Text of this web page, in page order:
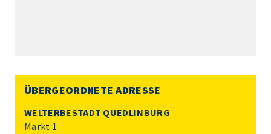
ÜBERGEORDNETE ADRESSE
WELTERBESTADT QUEDLINBURG
Markt 1